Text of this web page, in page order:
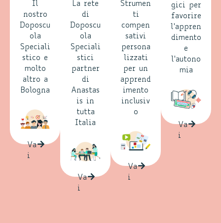
Il
nostro
Doposcu
ola
Speciali
stico e
molto
altro a
Bologna
Va
i
La rete
di
Doposcu
ola
Speciali
stici
partner
di
Anastas
is in
tutta
Italia
Va
i
Strumen
ti
compen
sativi
persona
lizzati
per un
apprend
imento
inclusiv
o
Va
i
gici per
favorire
l'appren
dimento
e
l'autono
mia
Va
i